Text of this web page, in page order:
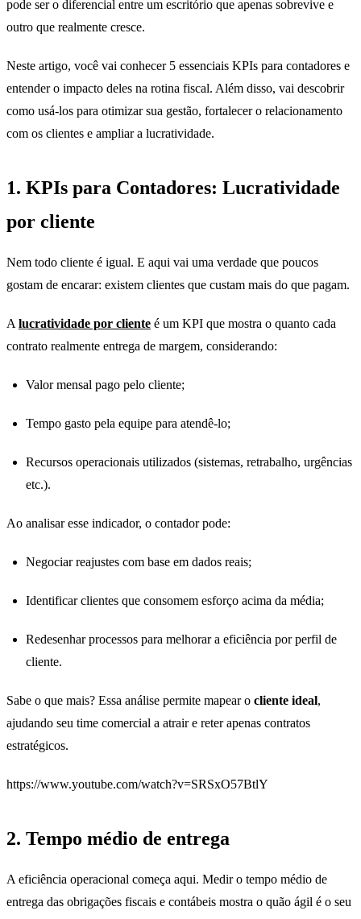
pode ser o diferencial entre um escritório que apenas sobrevive e
outro que realmente cresce.
Neste artigo, você vai conhecer 5 essenciais KPIs para contadores e
entender o impacto deles na rotina fiscal. Além disso, vai descobrir
como usá-los para otimizar sua gestão, fortalecer o relacionamento
com os clientes e ampliar a lucratividade.
1. KPIs para Contadores: Lucratividade
por cliente
Nem todo cliente é igual. E aqui vai uma verdade que poucos
gostam de encarar: existem clientes que custam mais do que pagam.
A lucratividade por cliente é um KPI que mostra o quanto cada
contrato realmente entrega de margem, considerando:
Valor mensal pago pelo cliente;
Tempo gasto pela equipe para atendê-lo;
Recursos operacionais utilizados (sistemas, retrabalho, urgências
etc.).
Ao analisar esse indicador, o contador pode:
Negociar reajustes com base em dados reais;
Identificar clientes que consomem esforço acima da média;
Redesenhar processos para melhorar a eficiência por perfil de
cliente.
Sabe o que mais? Essa análise permite mapear o cliente ideal,
ajudando seu time comercial a atrair e reter apenas contratos
estratégicos.
https://www.youtube.com/watch?v=SRSxO57BtlY
2. Tempo médio de entrega
A eficiência operacional começa aqui. Medir o tempo médio de
entrega das obrigações fiscais e contábeis mostra o quão ágil é o seu